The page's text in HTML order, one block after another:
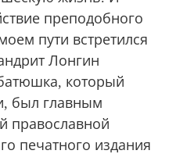
преподобного
пути встретился
Лонгин
который
был главным
православной
печатного издания